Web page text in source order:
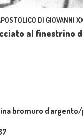
DI GIOVANNI
al finestrino
bromuro